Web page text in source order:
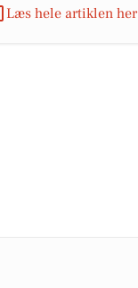
Læs hele artiklen her